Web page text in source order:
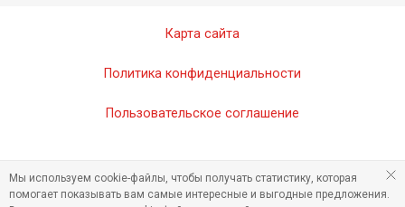
Карта сайта
Политика конфиденциальности
Пользовательское соглашение
Мы используем cookie-файлы, чтобы получать статистику, которая
помогает показывать вам самые интересные и выгодные предложения.